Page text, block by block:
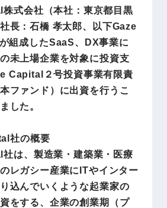
式会社（本社：東京都目黒
長：石橋 孝太郎、以下Gaze
組成したSaaS、DX事業に
未上場企業を対象に投資支
Capital２号投資事業有限責
ファンド）に出資を行うこ
した。
社の概要
は、製造業・建築業・医療
レガシー産業にITやインター
込んでいくような起業家の
をする、企業の創業期（プ